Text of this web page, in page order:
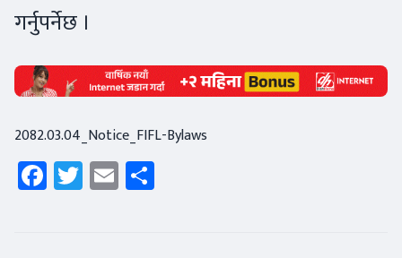
गर्नुपर्नेछ ।
2082.03.04_Notice_FIFL-Bylaws
Facebook
Twitter
Email